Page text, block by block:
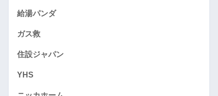
給湯パンダ
ガス救
住設ジャパン
YHS